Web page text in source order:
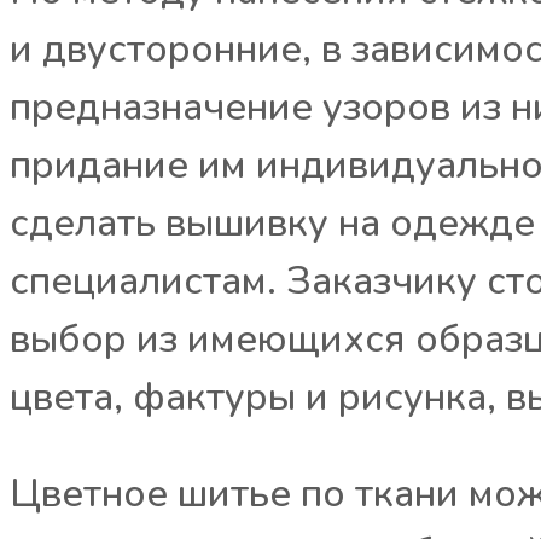
и двусторонние, в
предназначение узоров из
придание им
сделать вышивку на
специалистам. Заказчику
выбор из имеющихся
цвета, фактуры и рисунка,
Цветное шитье по ткани